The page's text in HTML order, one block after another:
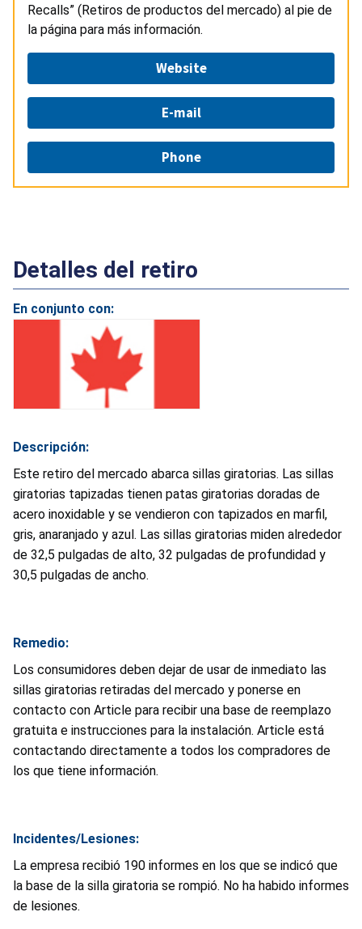
Recalls” (Retiros de productos del mercado) al pie de
la página para más información.
Website
E-mail
Phone
Detalles del retiro
En conjunto con:
Descripción:
Este retiro del mercado abarca sillas giratorias. Las sillas
giratorias tapizadas tienen patas giratorias doradas de
acero inoxidable y se vendieron con tapizados en marfil,
gris, anaranjado y azul. Las sillas giratorias miden alrededor
de 32,5 pulgadas de alto, 32 pulgadas de profundidad y
30,5 pulgadas de ancho.
Remedio:
Los consumidores deben dejar de usar de inmediato las
sillas giratorias retiradas del mercado y ponerse en
contacto con Article para recibir una base de reemplazo
gratuita e instrucciones para la instalación. Article está
contactando directamente a todos los compradores de
los que tiene información.
Incidentes/Lesiones:
La empresa recibió 190 informes en los que se indicó que
la base de la silla giratoria se rompió. No ha habido informes
de lesiones.